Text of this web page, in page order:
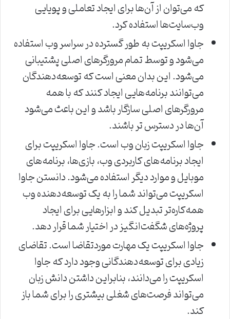
که می‌توان از آن‌ها برای ایجاد تعاملی و پویایی
وب‌سایت‌ها استفاده کرد.
جاوا اسکریپت به طور گسترده در سراسر وب استفاده
می‌شود و توسط تمام مرورگرهای اصلی پشتیبانی
می‌شود. این بدان معنی است که توسعه‌دهندگان
می‌توانند برنامه‌هایی ایجاد کنند که با همه
مرورگرهای اصلی سازگار باشد و این باعث می‌شود
آن‌ها در دسترس تر باشند.
جاوا اسکریپت زبان وب است. جاوا اسکریپت برای
ایجاد برنامه‌های کاربردی وب، بازی‌ها، برنامه‌های
موبایل و موارد دیگر استفاده می‌شود. دانستن جاوا
اسکریپت می‌تواند شما را به یک توسعه‌دهنده وب
همه‌کاره‌تر تبدیل کند و ابزارهایی برای ایجاد
پروژه‌های شگفت‌انگیز در اختیار شما قرار دهد.
جاوا اسکریپت یک مهارت موردتقاضا است. تقاضای
زیادی برای توسعه‌دهندگانی وجود دارد که جاوا
اسکریپت را می‌دانند، بنابراین داشتن دانش زبان
می‌تواند فرصت‌های شغلی بیشتری را برای شما باز
کند.